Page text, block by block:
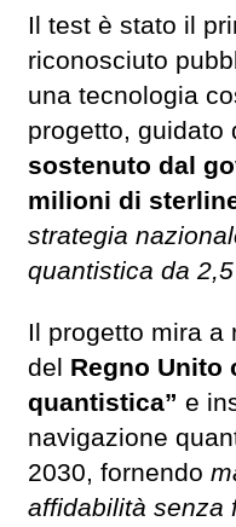
Il test è stato il
riconosciuto
una tecnologia
progetto, guidato
sostenuto dal
milioni di
strategia
quantistica da
Il progetto mira a
del Regno Unito
quantistica” e
navigazione
2030, fornendo
affidabilità senza